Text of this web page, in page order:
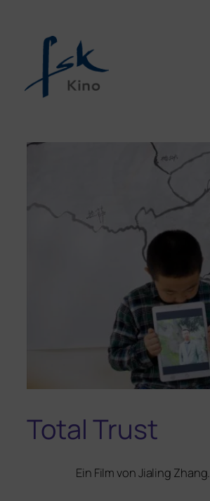
Total Trust
Ein Film vonJialing Zhang.